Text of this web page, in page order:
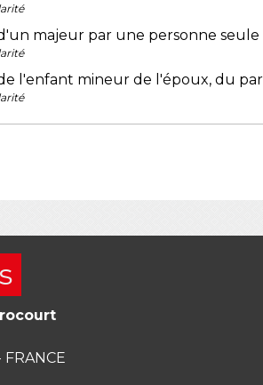
majeur par une personne seule
l'enfant mineur de l'époux, du